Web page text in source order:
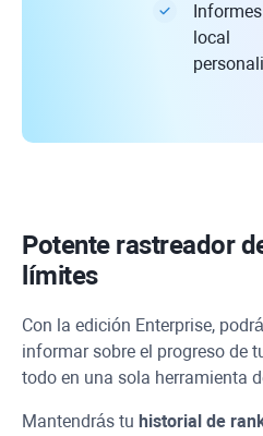
local
Potente rastreador
límites
Con la edición Enterprise,
informar sobre el progreso de
todo en una sola herramienta
Mantendrás tu historial de